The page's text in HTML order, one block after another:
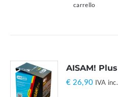
carrello
AISAM! Plus
€ 26,90 IVA inc.